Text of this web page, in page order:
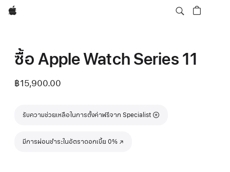
Apple
ซื้อ Apple Watch Series 11
฿15,900.00
รับความช่วยเหลือในการตั้งค่าฟรีจาก Specialist
มีการผ่อนชำระในอัตราดอกเบี้ย 0%
(เปิดในหน้าต่างใหม่)